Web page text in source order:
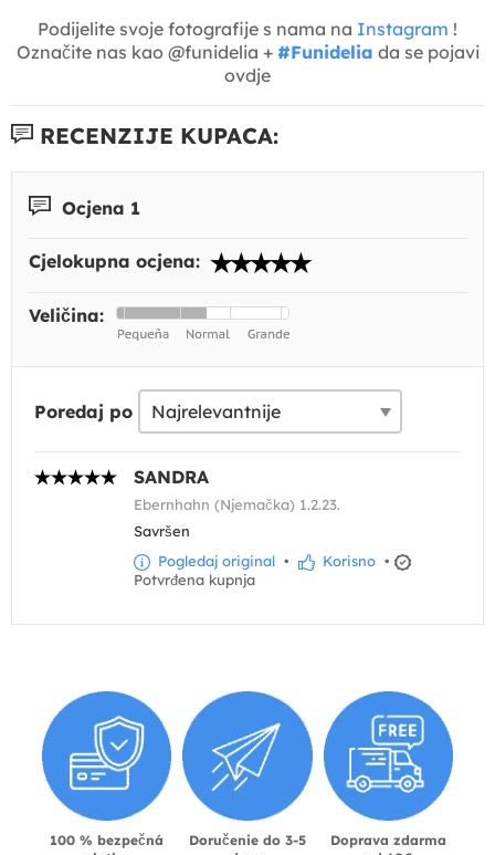
Podijelite svoje fotografije s nama na Instagram !
Označite nas kao @funidelia + #Funidelia da se pojavi
ovdje
RECENZIJE KUPACA:
Ocjena 1
Cjelokupna ocjena:
Veličina:
Poredaj po
SANDRA
Ebernhahn (Njemačka) 1.2.23.
Savršen
Pogledaj original • Korisno •
Potvrđena kupnja
100 % bezpečná
Doručenie do 3-5
Doprava zdarma